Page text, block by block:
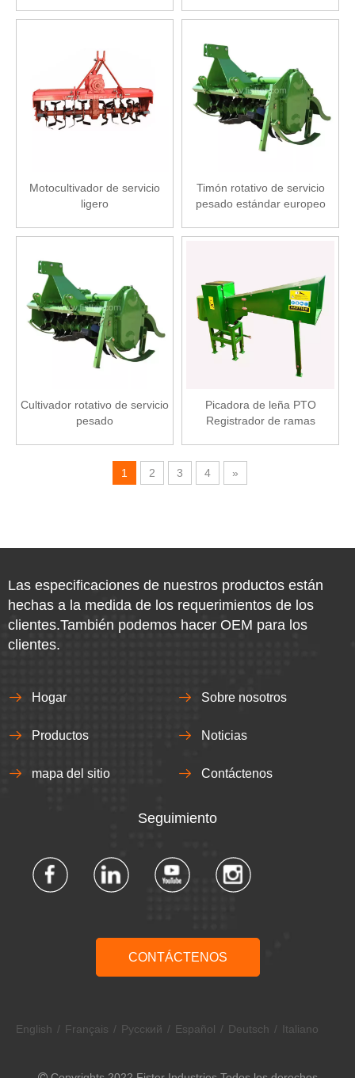
Motocultivador de servicio
ligero
Timón rotativo de servicio
pesado estándar europeo
Cultivador rotativo de servicio
pesado
Picadora de leña PTO
Registrador de ramas
1 2 3 4 »
Las especificaciones de nuestros productos están
hechas a la medida de los requerimientos de los
clientes.También podemos hacer OEM para los
clientes.
Hogar Sobre nosotros
Productos Noticias
mapa del sitio Contáctenos
Seguimiento​​​​​​​
CONTÁCTENOS
English / Français / Pусский / Español / Deutsch / Italiano